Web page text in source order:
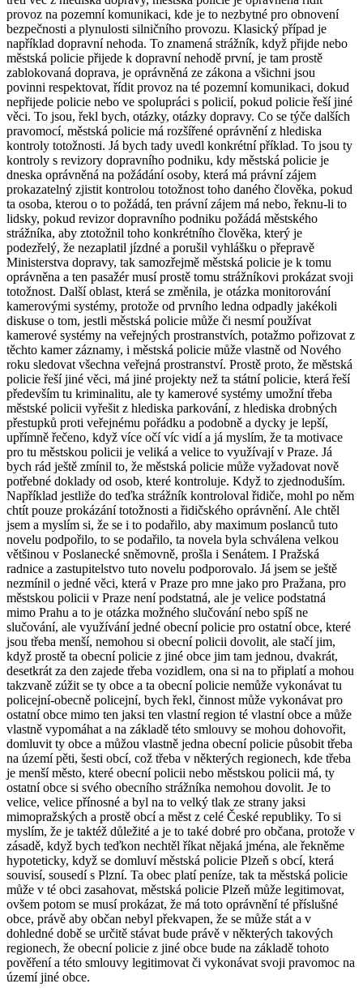
provoz na pozemní komunikaci, kde je to nezbytné pro obnovení
bezpečnosti a plynulosti silničního provozu. Klasický případ je
například dopravní nehoda. To znamená strážník, když přijde nebo
městská policie přijede k dopravní nehodě první, je tam prostě
zablokovaná doprava, je oprávněná ze zákona a všichni jsou
povinni respektovat, řídit provoz na té pozemní komunikaci, dokud
nepřijede policie nebo ve spolupráci s policií, pokud policie řeší jiné
věci. To jsou, řekl bych, otázky, otázky dopravy. Co se týče dalších
pravomocí, městská policie má rozšířené oprávnění z hlediska
kontroly totožnosti. Já bych tady uvedl konkrétní příklad. To jsou ty
kontroly s revizory dopravního podniku, kdy městská policie je
dneska oprávněná na požádání osoby, která má právní zájem
prokazatelný zjistit kontrolou totožnost toho daného člověka, pokud
ta osoba, kterou o to požádá, ten právní zájem má nebo, řeknu-li to
lidsky, pokud revizor dopravního podniku požádá městského
strážníka, aby ztotožnil toho konkrétního člověka, který je
podezřelý, že nezaplatil jízdné a porušil vyhlášku o přepravě
Ministerstva dopravy, tak samozřejmě městská policie je k tomu
oprávněna a ten pasažér musí prostě tomu strážníkovi prokázat svoji
totožnost. Další oblast, která se změnila, je otázka monitorování
kamerovými systémy, protože od prvního ledna odpadly jakékoli
diskuse o tom, jestli městská policie může či nesmí používat
kamerové systémy na veřejných prostranstvích, potažmo pořizovat z
těchto kamer záznamy, i městská policie může vlastně od Nového
roku sledovat všechna veřejná prostranství. Prostě proto, že městská
policie řeší jiné věci, má jiné projekty než ta státní policie, která řeší
především tu kriminalitu, ale ty kamerové systémy umožní třeba
městské policii vyřešit z hlediska parkování, z hlediska drobných
přestupků proti veřejnému pořádku a podobně a dycky je lepší,
upřímně řečeno, když více očí víc vidí a já myslím, že ta motivace
pro tu městskou policii je veliká a velice to využívají v Praze. Já
bych rád ještě zmínil to, že městská policie může vyžadovat nově
potřebné doklady od osob, které kontroluje. Když to zjednoduším.
Například jestliže do teďka strážník kontroloval řidiče, mohl po něm
chtít pouze prokázání totožnosti a řidičského oprávnění. Ale chtěl
jsem a myslím si, že se i to podařilo, aby maximum poslanců tuto
novelu podpořilo, to se podařilo, ta novela byla schválena velkou
většinou v Poslanecké sněmovně, prošla i Senátem. I Pražská
radnice a zastupitelstvo tuto novelu podporovalo. Já jsem se ještě
nezmínil o jedné věci, která v Praze pro mne jako pro Pražana, pro
městskou policii v Praze není podstatná, ale je velice podstatná
mimo Prahu a to je otázka možného slučování nebo spíš ne
slučování, ale využívání jedné obecní policie pro ostatní obce, které
jsou třeba menší, nemohou si obecní policii dovolit, ale stačí jim,
když prostě ta obecní policie z jiné obce jim tam jednou, dvakrát,
desetkrát za den zajede třeba vozidlem, ona si na to připlatí a mohou
takzvaně zúžit se ty obce a ta obecní policie nemůže vykonávat tu
policejní-obecně policejní, bych řekl, činnost může vykonávat pro
ostatní obce mimo ten jaksi ten vlastní region té vlastní obce a může
vlastně vypomáhat a na základě této smlouvy se mohou dohovořit,
domluvit ty obce a můžou vlastně jedna obecní policie působit třeba
na území pěti, šesti obcí, což třeba v některých regionech, kde třeba
je menší město, které obecní policii nebo městskou policii má, ty
ostatní obce si svého obecního strážníka nemohou dovolit. Je to
velice, velice přínosné a byl na to velký tlak ze strany jaksi
mimopražských a prostě obcí a měst z celé České republiky. To si
myslím, že je taktéž důležité a je to také dobré pro občana, protože v
zásadě, když bych teďkon nechtěl říkat nějaká jména, ale řekněme
hypoteticky, když se domluví městská policie Plzeň s obcí, která
souvisí, sousedí s Plzní. Ta obec platí peníze, tak ta městská policie
může v té obci zasahovat, městská policie Plzeň může legitimovat,
ovšem potom se musí prokázat, že má toto oprávnění té příslušné
obce, právě aby občan nebyl překvapen, že se může stát a v
dohledné době se určitě stávat bude právě v některých takových
regionech, že obecní policie z jiné obce bude na základě tohoto
pověření a této smlouvy legitimovat či vykonávat svoji pravomoc na
území jiné obce.